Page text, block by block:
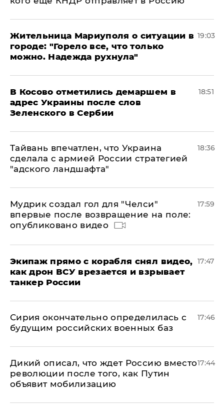
Жительница Мариуполя о ситуации в
городе: "Горело все, что только
можно. Надежда рухнула"
19:03
В Косово отметились демаршем в
адрес Украины после слов
Зеленского в Сербии
18:51
Тайвань впечатлен, что Украина
сделала с армией России стратегией
"адского ландшафта"
18:36
Мудрик создал гол для "Челси"
впервые после возвращение на поле:
опубликовано видео
17:59
Экипаж прямо с корабля снял видео,
как дрон ВСУ врезается и взрывает
танкер России
17:47
Сирия окончательно определилась с
будущим российских военных баз
17:46
Дикий описал, что ждет Россию вместо
революции после того, как Путин
объявит мобилизацию
17:44